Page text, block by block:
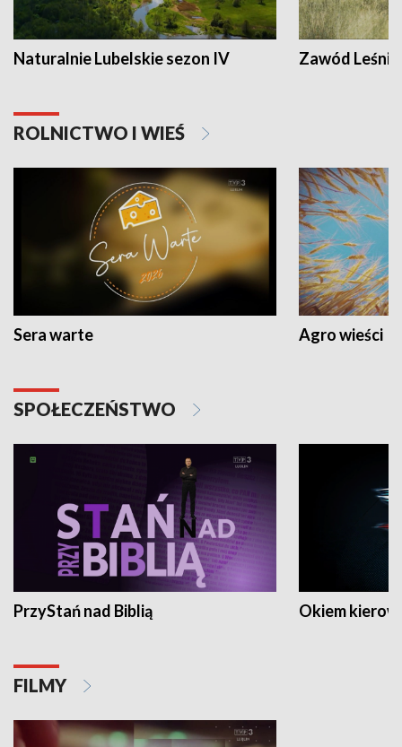
Naturalnie Lubelskie sezon IV Zawód Leśnik
ROLNICTWO I WIEŚ
Sera warte Agro wieści
SPOŁECZEŃSTWO
PrzyStań nad Biblią Okiem
FILMY